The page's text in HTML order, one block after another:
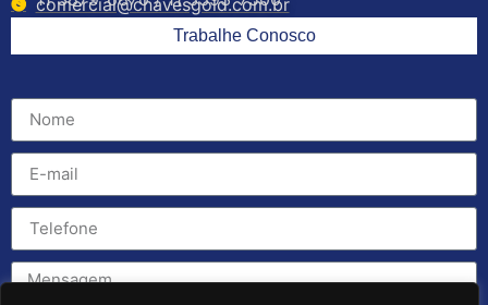
Trabalhe Conosco